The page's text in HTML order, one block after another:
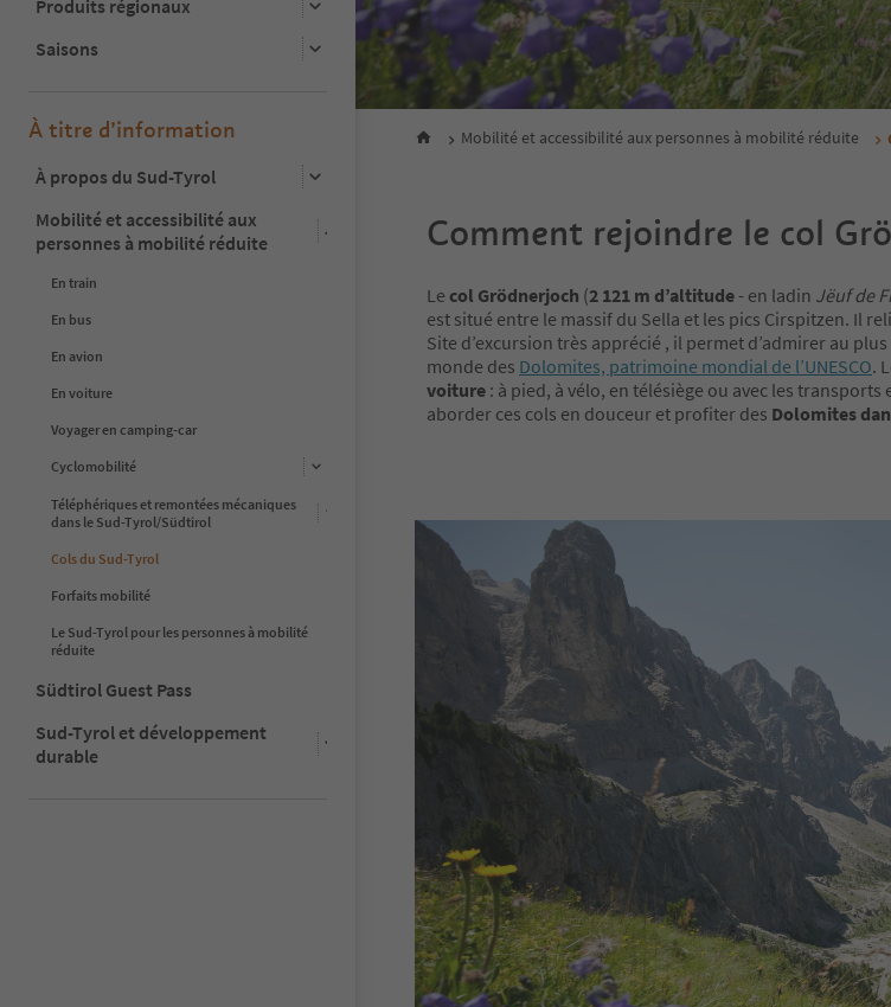
Produits régionaux
Saisons
À titre d’information
À propos du Sud-Tyrol
Mobilité et accessibilité aux
personnes à mobilité réduite
En train
En bus
En avion
En voiture
Voyager en camping-car
Cyclomobilité
Téléphériques et remontées mécaniques
dans le Sud-Tyrol/Südtirol
Cols du Sud-Tyrol
Forfaits mobilité
Le Sud-Tyrol pour les personnes à mobilité
réduite
Südtirol Guest Pass
Sud-Tyrol et développement
durable
Mobilité et accessibilité aux personnes à mobilité réduite
Comment rejoindre le col
Le col Grödnerjoch (2 121 m d’altitude - en ladin Jëuf de
est situé entre le massif du Sella et les pics Cirspitzen. Il
Site d’excursion très apprécié , il permet d’admirer au
monde des Dolomites, patrimoine mondial de l’UNESCO.
voiture : à pied, à vélo, en télésiège ou avec les
aborder ces cols en douceur et profiter des Dolomites